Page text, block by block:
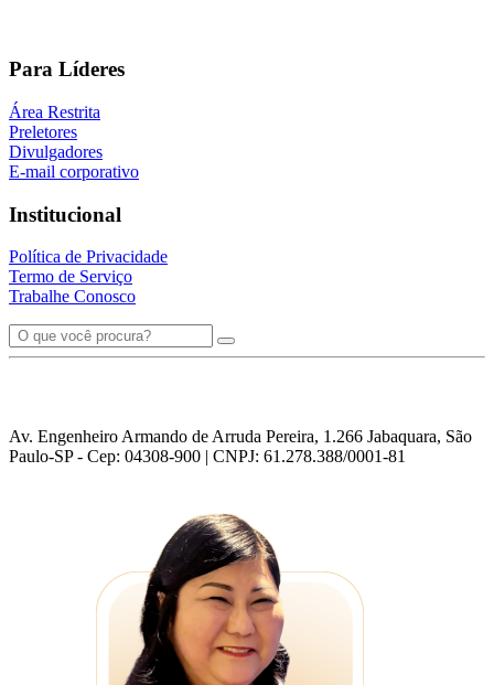
Para Líderes
Área Restrita
Preletores
Divulgadores
E-mail corporativo
Institucional
Política de Privacidade
Termo de Serviço
Trabalhe Conosco
Av. Engenheiro Armando de Arruda Pereira, 1.266 Jabaquara, São
Paulo-SP - Cep: 04308-900 | CNPJ: 61.278.388/0001-81